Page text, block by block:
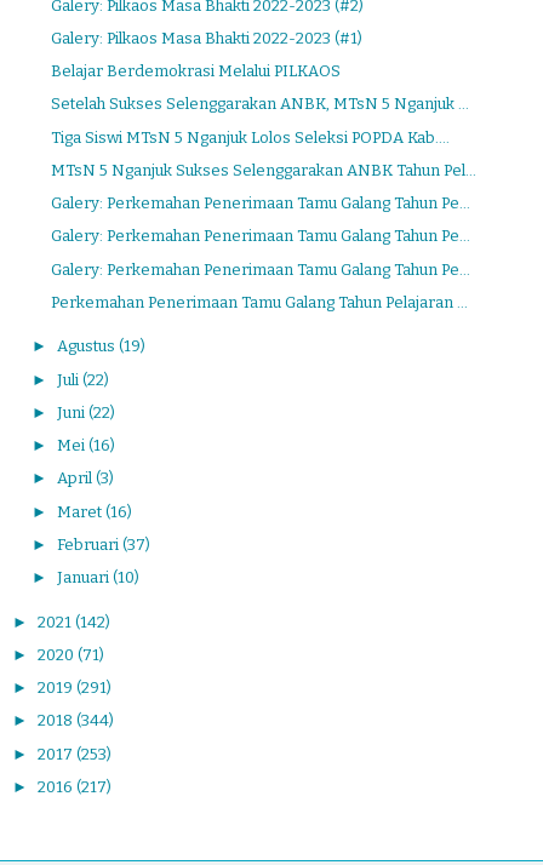
Galery: Pilkaos Masa Bhakti 2022-2023 (#2)
Galery: Pilkaos Masa Bhakti 2022-2023 (#1)
Belajar Berdemokrasi Melalui PILKAOS
Setelah Sukses Selenggarakan ANBK, MTsN 5 Nganjuk ...
Tiga Siswi MTsN 5 Nganjuk Lolos Seleksi POPDA Kab....
MTsN 5 Nganjuk Sukses Selenggarakan ANBK Tahun Pel...
Galery: Perkemahan Penerimaan Tamu Galang Tahun Pe...
Galery: Perkemahan Penerimaan Tamu Galang Tahun Pe...
Galery: Perkemahan Penerimaan Tamu Galang Tahun Pe...
Perkemahan Penerimaan Tamu Galang Tahun Pelajaran ...
► Agustus (19)
► Juli (22)
► Juni (22)
► Mei (16)
► April (3)
► Maret (16)
► Februari (37)
► Januari (10)
► 2021 (142)
► 2020 (71)
► 2019 (291)
► 2018 (344)
► 2017 (253)
► 2016 (217)